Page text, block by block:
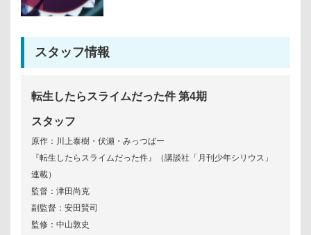
スタッフ情報
転生したらスライムだった件 第4期
スタッフ
原作：川上泰樹・伏瀬・みっつばー
『転生したらスライムだった件』（講談社「月刊少年シリウス」
連載）
監督：津田尚克
副監督：安田賢司
監修：中山敦史